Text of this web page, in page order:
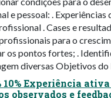
e pessoal: . Experiências
. Cases e
para o
os pontos fortes; .
diversas Objetivos do
10% Experiência
observados e